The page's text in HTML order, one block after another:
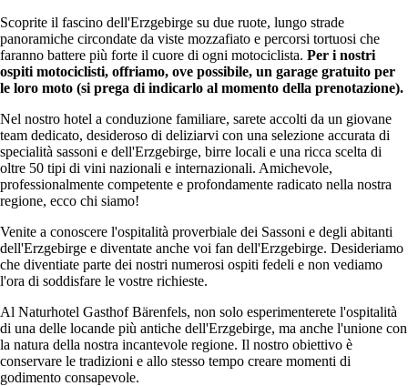
Scoprite il fascino dell'Erzgebirge su due ruote, lungo strade
panoramiche circondate da viste mozzafiato e percorsi tortuosi che
faranno battere più forte il cuore di ogni motociclista. Per i nostri
ospiti motociclisti, offriamo, ove possibile, un garage gratuito per
le loro moto (si prega di indicarlo al momento della prenotazione).
Nel nostro hotel a conduzione familiare, sarete accolti da un giovane
team dedicato, desideroso di deliziarvi con una selezione accurata di
specialità sassoni e dell'Erzgebirge, birre locali e una ricca scelta di
oltre 50 tipi di vini nazionali e internazionali. Amichevole,
professionalmente competente e profondamente radicato nella nostra
regione, ecco chi siamo!
Venite a conoscere l'ospitalità proverbiale dei Sassoni e degli abitanti
dell'Erzgebirge e diventate anche voi fan dell'Erzgebirge. Desideriamo
che diventiate parte dei nostri numerosi ospiti fedeli e non vediamo
l'ora di soddisfare le vostre richieste.
Al Naturhotel Gasthof Bärenfels, non solo esperimenterete l'ospitalità
di una delle locande più antiche dell'Erzgebirge, ma anche l'unione con
la natura della nostra incantevole regione. Il nostro obiettivo è
conservare le tradizioni e allo stesso tempo creare momenti di
godimento consapevole.